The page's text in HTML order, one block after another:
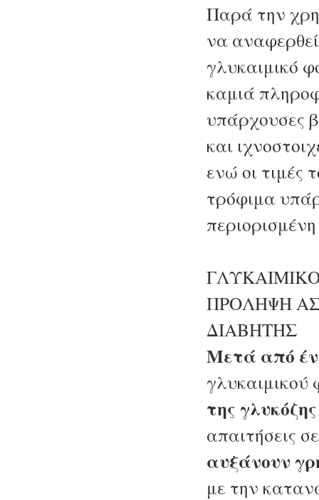
Παρά την
να
γλυκαιμικό
καμιά
υπάρχουσες
και
ενώ οι τιμές
τρόφιμα
ΠΡΟΛΗΨΗ
ΔΙΑΒΗΤΗΣ
Μετά από
γλυκαιμικού
της γλυκόζης
απαιτήσεις
αυξάνουν
με την